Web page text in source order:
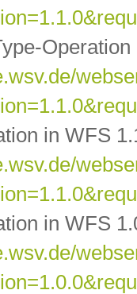
in WFS
in WFS